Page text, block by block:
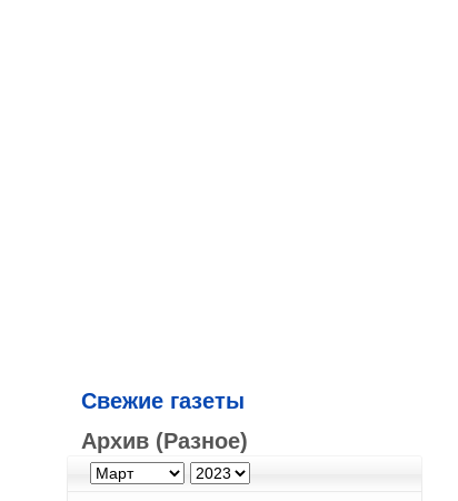
Свежие газеты
Архив (Разное)